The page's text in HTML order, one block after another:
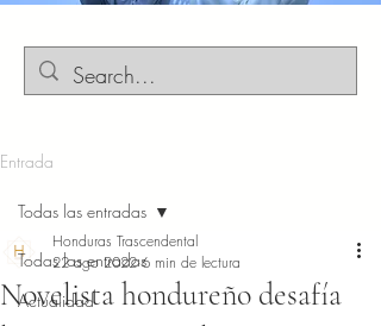
Entrada
Todas las entradas
Actualidad
Todas las entradas
Novelista hondureño desafía
Honduras Trascendental
22 ago 2022 6 min de lectura